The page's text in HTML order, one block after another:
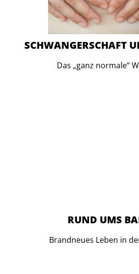
SCHWANGERSCHAFT
Das „ganz normale“
RUND UMS
Brandneues Leben in